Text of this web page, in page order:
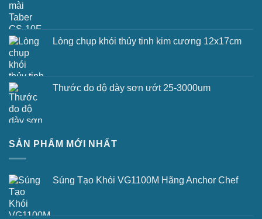
Lòng chụp khói thủy tinh kim cương 12x17cm
Thước đo độ dày sơn ướt 25-3000um
SẢN PHẨM MỚI NHẤT
Súng Tạo Khói VG1100M Hãng Anchor Chef